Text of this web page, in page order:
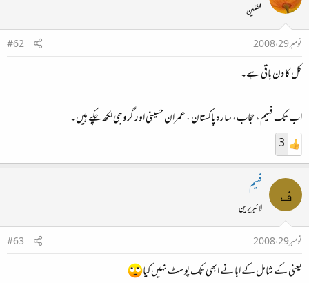
محفلین
نومبر 29، 2008
#62
کل کا دن باقی ہے۔
اب تک فہیم، حجاب، سارہ پاکستان ، عمران حسینی اور گروجی لکھ چکے ہیں۔
3
ف فہیم
لائبریرین
نومبر 29، 2008
#63
یعنی کے شامل کے ابا نے ابھی تک پوسٹ نہیں کیا